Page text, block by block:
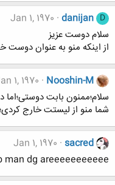
D
danijan
Jan 1, 1970
سلام دوست عزیز
از اینکه منو به عنوان
Nooshin-M
1, 1970
شما منو از لیستت خارج
sacred
Jan 1, 1970
dg areeeeeeeeeee?